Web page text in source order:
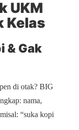
UKM
Kelas
& Gak
di otak? BIG
nama,
“suka kopi